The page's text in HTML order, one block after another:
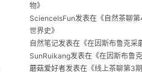
物》
ScienceIsFun发表在《 自然茶聊
世界史》
自然笔记发表在《在因斯布鲁克采
SunRuikang发表在《在因斯布鲁
蘑菇爱好者发表在《线上茶聊第3